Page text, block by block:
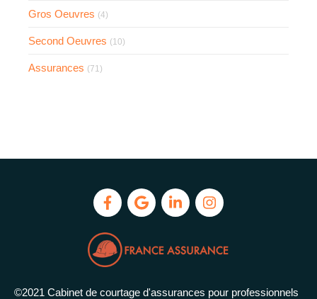
Gros Oeuvres (4)
Second Oeuvres (10)
Assurances (71)
©2021 Cabinet de courtage d'assurances pour professionnels